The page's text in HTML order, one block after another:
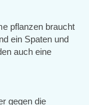
pflanzen braucht
ein Spaten und
auch eine
gegen die